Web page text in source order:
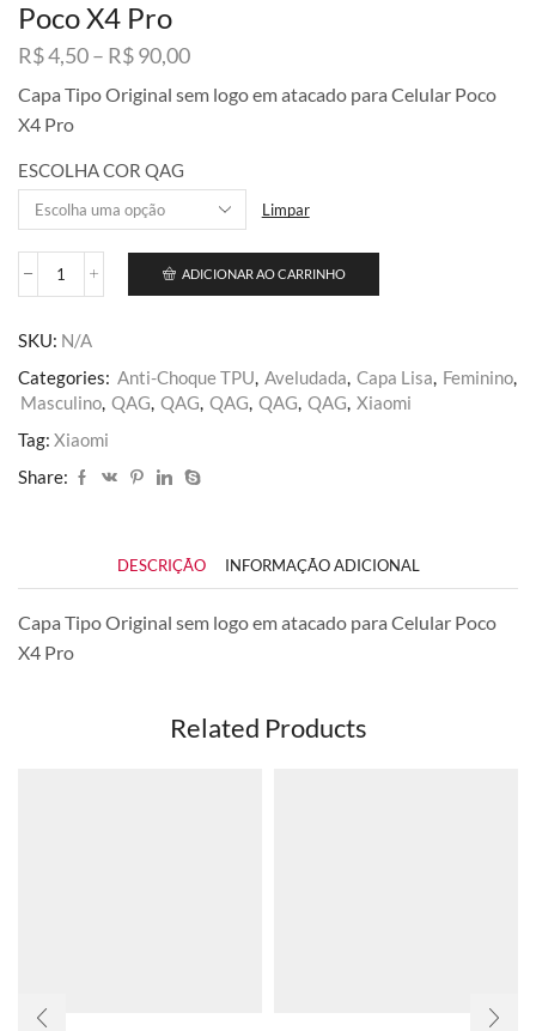
Poco X4 Pro
R$4,50– R$90,00Faixa
preço:
Capa Tipo Original sem logo em atacado para Celular Poco
X4 Pro
ESCOLHA COR QAG
Limpar
Poco
quantidade
ADICIONAR AO CARRINHO
SKU: N/A
Categories: Anti-Choque TPU, Aveludada, Capa Lisa, Feminino,
Masculino, QAG, QAG, QAG, QAG, QAG, Xiaomi
Tag: Xiaomi
Share:
DESCRIÇÃO INFORMAÇÃO ADICIONAL
Capa Tipo Original sem logo em atacado para Celular Poco
X4 Pro
Related Products